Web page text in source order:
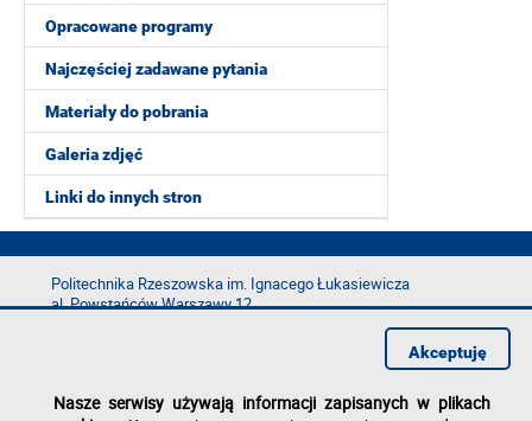
Opracowane programy
Najczęściej zadawane pytania
Materiały do pobrania
Galeria zdjęć
Linki do innych stron
Politechnika Rzeszowska im. Ignacego Łukasiewicza
al. Powstańców Warszawy 12
e-mail:kancelaria@prz.edu.pl
Nasze serwisy używają informacji zapisanych w plikach
Akceptuję